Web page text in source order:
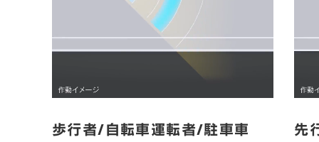
歩行者/自転車運転者/駐車車
先